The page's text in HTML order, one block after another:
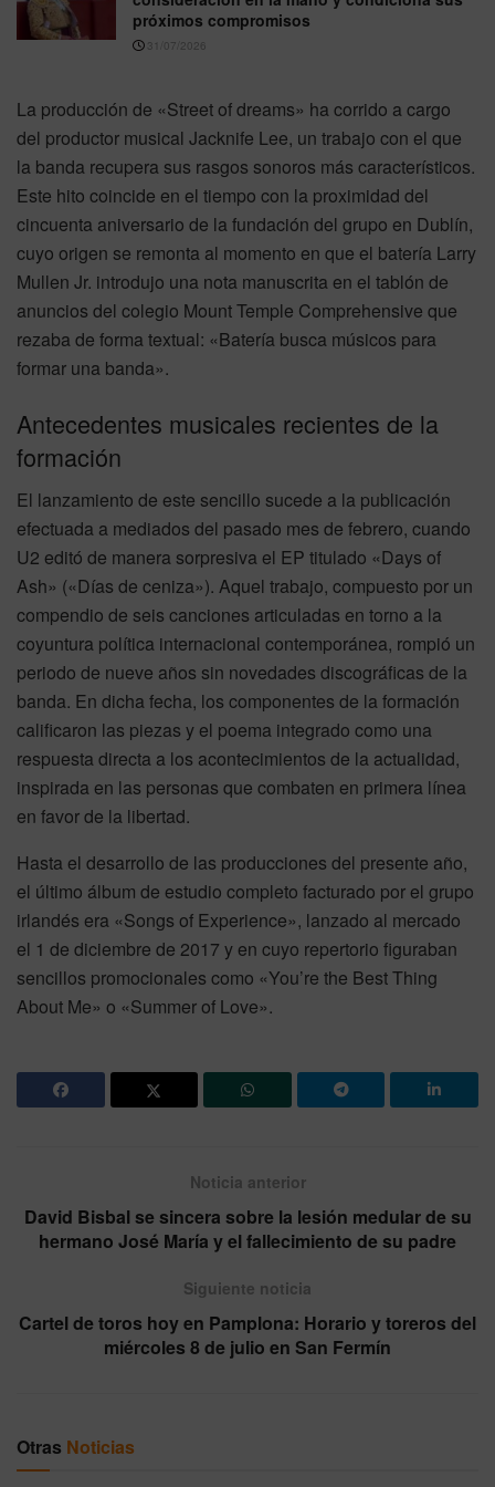
próximos compromisos
31/07/2026
La producción de «Street of dreams» ha corrido a cargo
del productor musical Jacknife Lee, un trabajo con el que
la banda recupera sus rasgos sonoros más característicos.
Este hito coincide en el tiempo con la proximidad del
cincuenta aniversario de la fundación del grupo en Dublín,
cuyo origen se remonta al momento en que el batería Larry
Mullen Jr. introdujo una nota manuscrita en el tablón de
anuncios del colegio Mount Temple Comprehensive que
rezaba de forma textual: «Batería busca músicos para
formar una banda».
Antecedentes musicales recientes de la
formación
El lanzamiento de este sencillo sucede a la publicación
efectuada a mediados del pasado mes de febrero, cuando
U2 editó de manera sorpresiva el EP titulado «Days of
Ash» («Días de ceniza»). Aquel trabajo, compuesto por un
compendio de seis canciones articuladas en torno a la
coyuntura política internacional contemporánea, rompió un
periodo de nueve años sin novedades discográficas de la
banda. En dicha fecha, los componentes de la formación
calificaron las piezas y el poema integrado como una
respuesta directa a los acontecimientos de la actualidad,
inspirada en las personas que combaten en primera línea
en favor de la libertad.
Hasta el desarrollo de las producciones del presente año,
el último álbum de estudio completo facturado por el grupo
irlandés era «Songs of Experience», lanzado al mercado
el 1 de diciembre de 2017 y en cuyo repertorio figuraban
sencillos promocionales como «You’re the Best Thing
About Me» o «Summer of Love».
Noticia anterior
David Bisbal se sincera sobre la lesión medular de su
hermano José María y el fallecimiento de su padre
Siguiente noticia
Cartel de toros hoy en Pamplona: Horario y toreros del
miércoles 8 de julio en San Fermín
Otras Noticias